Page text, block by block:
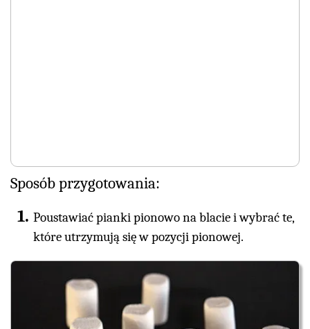
Sposób przygotowania:
Poustawiać pianki pionowo na blacie i wybrać te,
które utrzymują się w pozycji pionowej.